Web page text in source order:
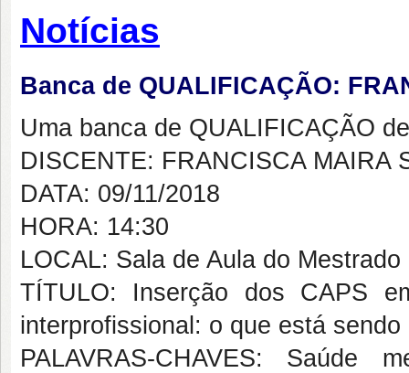
Notícias
Banca de QUALIFICAÇÃO:
Uma banca de QUALIFICAÇÃO
DISCENTE: FRANCISCA MAIRA
DATA: 09/11/2018
HORA: 14:30
LOCAL: Sala de Aula do Mestrado
TÍTULO: Inserção dos CAPS
interprofissional: o que está
PALAVRAS-CHAVES: Saúde